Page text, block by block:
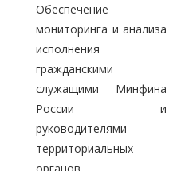
Обеспечение
мониторинга и анализа
исполнения
гражданскими
служащими Минфина
России и
руководителями
территориальных